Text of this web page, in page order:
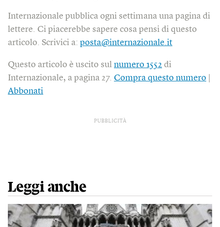
Internazionale pubblica ogni settimana una pagina di
lettere. Ci piacerebbe sapere cosa pensi di questo
articolo. Scrivici a: posta@internazionale.it
Questo articolo è uscito sul numero 1552 di
Internazionale, a pagina 27. Compra questo numero
Abbonati
PUBBLICITÀ
Leggi anche